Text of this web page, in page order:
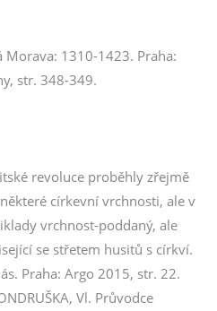
Morava: 1310-1423. Praha:
str. 348-349.
revoluce proběhly zřejmě
církevní vrchnosti, ale v
vrchnost-poddaný, ale
se střetem husitů s církví.
Praha: Argo 2015, str. 22.
Vl. Průvodce